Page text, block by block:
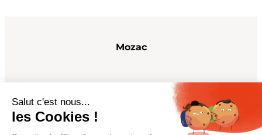
Mozac
Salut c'est nous...
les Cookies !